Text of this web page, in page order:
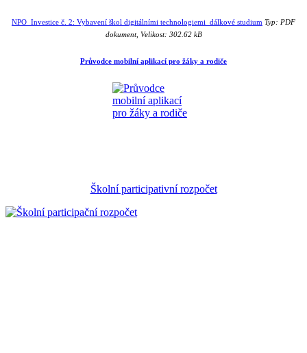
NPO_Investice č. 2: Vybavení škol digitálními technologiemi_dálkové studium Typ: PDF
dokument, Velikost: 302.62 kB
Průvodce mobilní aplikací pro žáky a rodiče
Školní participativní rozpočet